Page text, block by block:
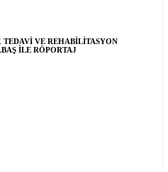
VE REHABİLİTASYON
İLE RÖPORTAJ